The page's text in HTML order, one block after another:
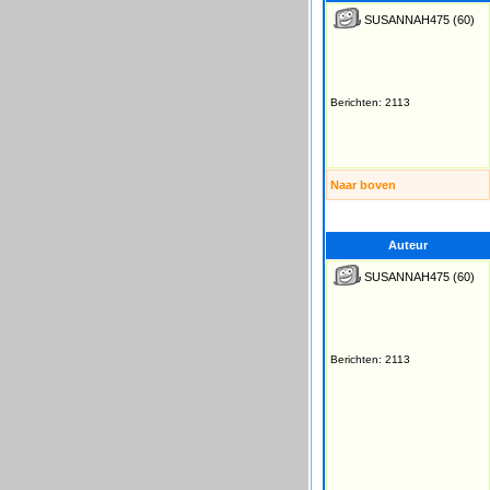
SUSANNAH475 (60)
Berichten: 2113
Naar boven
Auteur
SUSANNAH475 (60)
Berichten: 2113